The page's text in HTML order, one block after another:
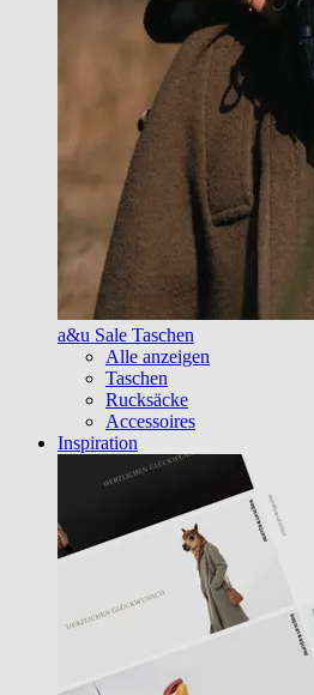
a&u Sale Taschen
Alle anzeigen
Taschen
Rucksäcke
Accessoires
Inspiration